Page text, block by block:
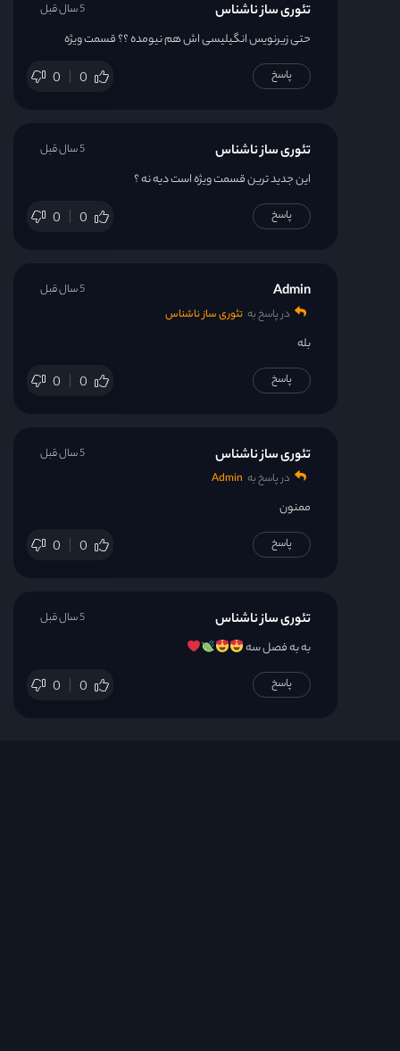
تئوری ساز ناشناس
حتی زیرنویس انگیلیسی اش هم نیومده ؟؟ قسمت ویژه
0 0
5 سال قبل
پاسخ
تئوری ساز ناشناس
این جدید ترین قسمت ویژه است دیه نه ؟
0 0
5 سال قبل
پاسخ
Admin
در پاسخ به تئوری ساز ناشناس
بله
0 0
5 سال قبل
پاسخ
تئوری ساز ناشناس
در پاسخ به Admin
ممنون
0 0
5 سال قبل
پاسخ
تئوری ساز ناشناس
به به فصل سه
0 0
5 سال قبل
پاسخ